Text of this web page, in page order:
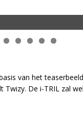
van het
De i-TRIL zal